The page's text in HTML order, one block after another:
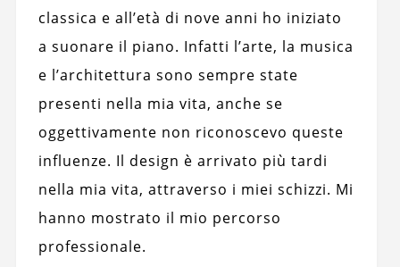
classica e all’età di nove anni ho iniziato
a suonare il piano. Infatti l’arte, la musica
e l’architettura sono sempre state
presenti nella mia vita, anche se
oggettivamente non riconoscevo queste
influenze. Il design è arrivato più tardi
nella mia vita, attraverso i miei schizzi. Mi
hanno mostrato il mio percorso
professionale.